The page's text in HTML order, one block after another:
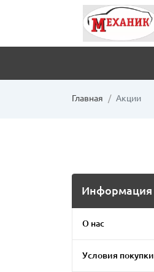
Главная Акции
Информация
О нас
Условия покупки